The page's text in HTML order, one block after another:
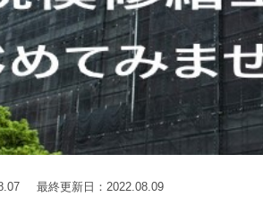
最終更新日：2022.08.09